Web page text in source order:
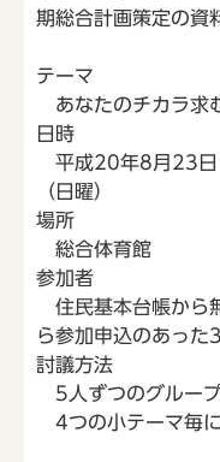
期総合計画策定の資
テーマ
あなたのチカラ求
日時
平成20年8月23日
（日曜）
場所
総合体育館
参加者
住民基本台帳から
ら参加申込のあった
討議方法
5人ずつのグループ
4つの小テーマ毎に